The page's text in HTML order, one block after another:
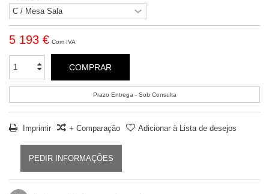
5 193 € Com IVA
COMPRAR
Prazo Entrega - Sob Consulta
Imprimir + Comparação Adicionar à Lista de desejos
PEDIR INFORMAÇÕES